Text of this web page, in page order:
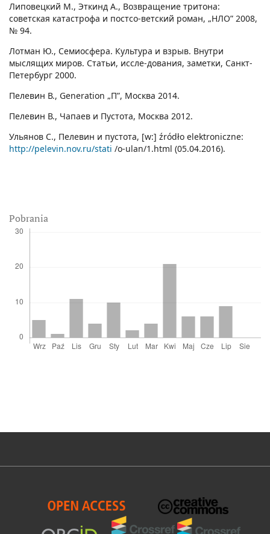
Pobrania
Липовецкий М., Эткинд А., Возвращение тритона:
советская катастрофа и постсо-ветский роман, „НЛО” 2008,
№ 94.
Лотман Ю., Семиосфера. Культура и взрыв. Внутри
мыслящих миров. Статьи, иссле-дования, заметки, Санкт-
Петербург 2000.
Пелевин В., Generation „П”, Москва 2014.
Пелевин В., Чапаев и Пустота, Москва 2012.
Ульянов С., Пелевин и пустота, [w:] źródło elektroniczne:
http://pelevin.nov.ru/stati /o-ulan/1.html (05.04.2016).